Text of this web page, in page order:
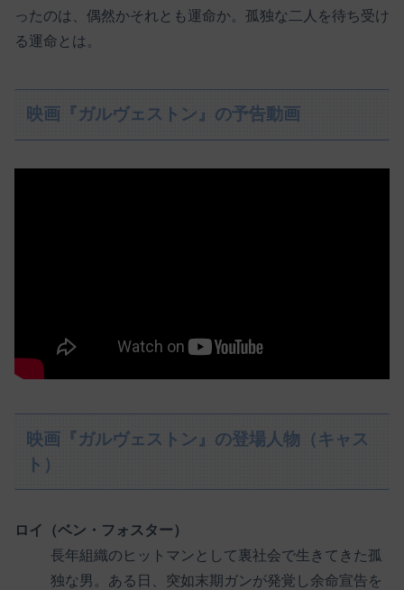
ったのは、偶然かそれとも運命か。孤独な二人を待ち受け
る運命とは。
映画『ガルヴェストン』の予告動画
映画『ガルヴェストン』の登場人物（キャス
ト）
ロイ（ベン・フォスター）
長年組織のヒットマンとして裏社会で生きてきた孤
独な男。ある日、突如末期ガンが発覚し余命宣告を